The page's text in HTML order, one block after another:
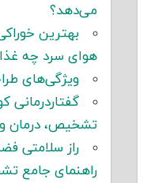
می‌دهد؟
بهترین
هوای سرد چه
ویژگی‌های
گفتاردرمانی
تشخیص، درمان و
راز سلامتی
راهنمای جامع